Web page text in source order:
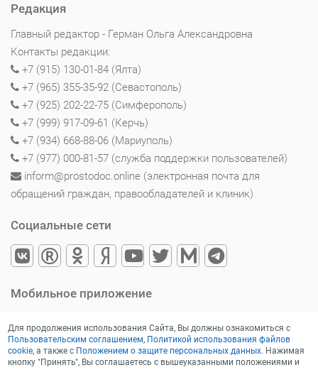
Редакция
Главный редактор - Герман Ольга Александровна
Контакты редакции:
+7 (915) 130-01-84 (Ялта)
+7 (965) 355-35-92 (Севастополь)
+7 (925) 202-22-75 (Симферополь)
+7 (999) 917-09-61 (Керчь)
+7 (934) 668-88-06 (Мариуполь)
+7 (977) 000-81-57 (служба поддержки пользователей)
inform@prostodoc.online (электронная почта для
обращений граждан, правообладателей и клиник)
Социальные сети
Мобильное приложение
Для продолжения использования Сайта, Вы должны ознакомиться с
Пользовательским соглашением, Политикой использования файлов
cookie, а также с Положением о защите персональных данных. Нажимая
кнопку "Принять", Вы соглашаетесь с вышеуказанными положениями и